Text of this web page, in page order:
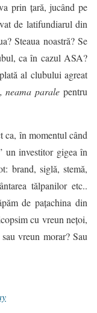
prin țară, jucând pe
de latifundiarul din
Steaua noastră? Se
ca în cazul ASA?
al clubului agreat
neama parale pentru
ca, în momentul când
un investitor gigea în
brand, siglă, stemă,
tălpanilor etc..
de pațachina din
cu vreun nețoi,
vreun morar? Sau